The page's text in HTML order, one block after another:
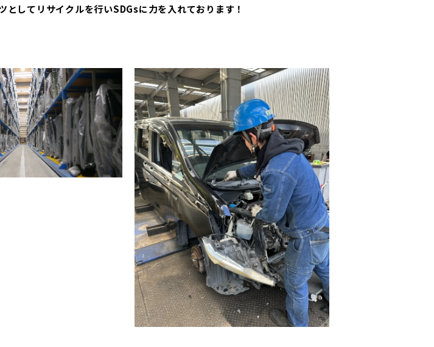
してリサイクルを行いSDGsに力を入れております！